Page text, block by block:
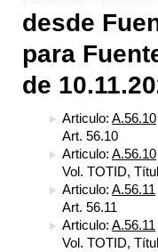
desde
para
de
Articulo: A.56.10
Art. 56.10
Articulo: A.56.10
Vol. TOTID,
Articulo: A.56.11
Art. 56.11
Articulo: A.56.11
Vol. TOTID,